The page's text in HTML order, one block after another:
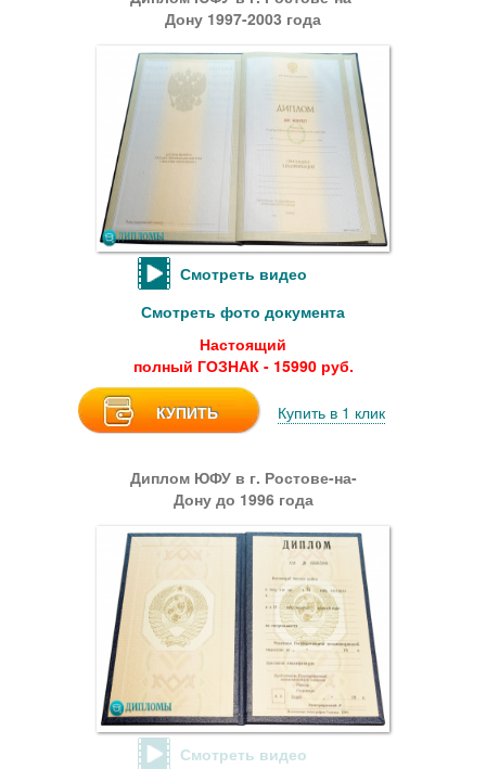
Дону 1997-2003 года
Смотреть видео
Смотреть фото документа
Настоящий
полный ГОЗНАК - 15990 руб.
КУПИТЬ Купить в 1 клик
Диплом ЮФУ в г. Ростове-на-
Дону до 1996 года
Смотреть видео